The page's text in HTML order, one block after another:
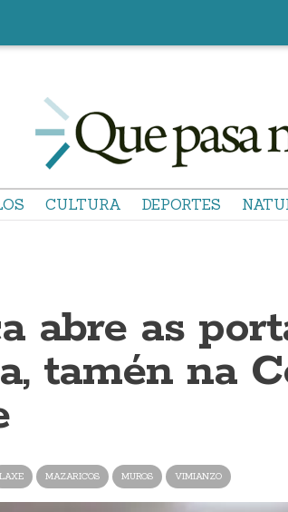
CULTURA DEPORTES
abre as
tamén na
LAXE MAZARICOS MUROS VIMIANZO